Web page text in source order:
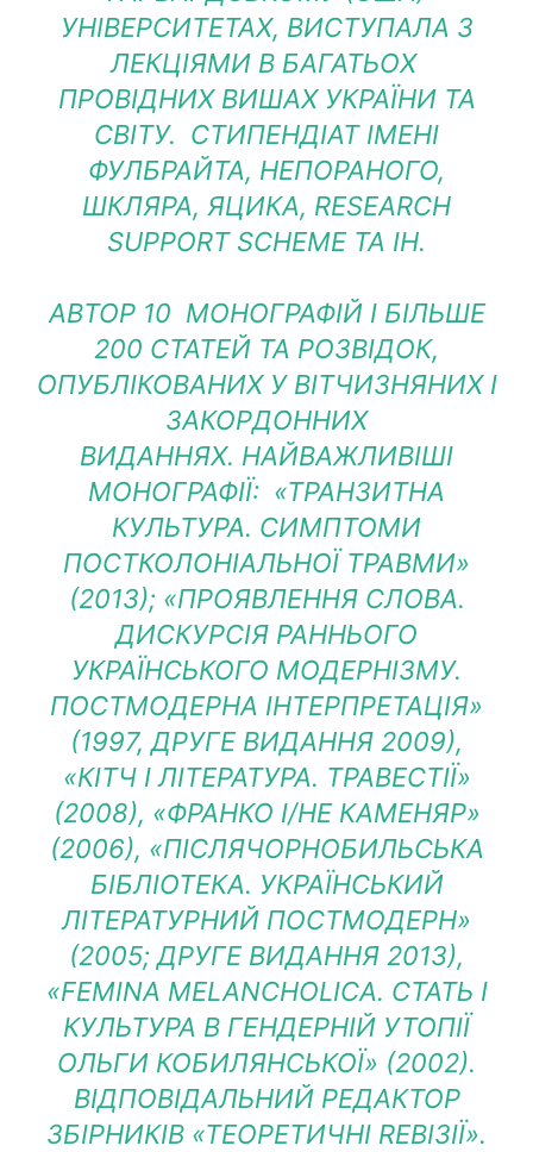
УНІВЕРСИТЕТАХ, ВИСТУПАЛА З
ЛЕКЦІЯМИ В БАГАТЬОХ
ПРОВІДНИХ ВИШАХ УКРАЇНИ ТА
СВІТУ. СТИПЕНДІАТ ІМЕНІ
ФУЛБРАЙТА, НЕПОРАНОГО,
ШКЛЯРА, ЯЦИКА, RESEARCH
SUPPORT SCHEME ТА ІН.
АВТОР 10 МОНОГРАФІЙ І БІЛЬШЕ
200 СТАТЕЙ ТА РОЗВІДОК,
ОПУБЛІКОВАНИХ У ВІТЧИЗНЯНИХ І
ЗАКОРДОННИХ
ВИДАННЯХ. НАЙВАЖЛИВІШІ
МОНОГРАФІЇ: «ТРАНЗИТНА
КУЛЬТУРА. СИМПТОМИ
ПОСТКОЛОНІАЛЬНОЇ ТРАВМИ»
(2013); «ПРОЯВЛЕННЯ СЛОВА.
ДИСКУРСІЯ РАННЬОГО
УКРАЇНСЬКОГО МОДЕРНІЗМУ.
ПОСТМОДЕРНА ІНТЕРПРЕТАЦІЯ»
(1997, ДРУГЕ ВИДАННЯ 2009),
«КІТЧ І ЛІТЕРАТУРА. ТРАВЕСТІЇ»
(2008), «ФРАНКО І/НЕ КАМЕНЯР»
(2006), «ПІСЛЯЧОРНОБИЛЬСЬКА
БІБЛІОТЕКА. УКРАЇНСЬКИЙ
ЛІТЕРАТУРНИЙ ПОСТМОДЕРН»
(2005; ДРУГЕ ВИДАННЯ 2013),
«FEMINA MELANCHOLICA. СТАТЬ І
КУЛЬТУРА В ГЕНДЕРНІЙ УТОПІЇ
ОЛЬГИ КОБИЛЯНСЬКОЇ» (2002).
ВІДПОВІДАЛЬНИЙ РЕДАКТОР
ЗБІРНИКІВ «ТЕОРЕТИЧНІ REВІЗІЇ».